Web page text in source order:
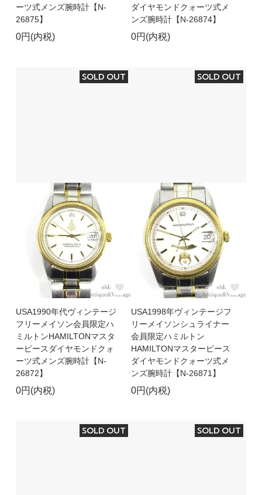
ーツ式メンズ腕時計【N-
26875】
0円(内税)
ダイヤモンドクォーツ式メ
ンズ腕時計【N-26874】
0円(内税)
SOLD OUT
USA1990年代ヴィンテージ
フリーメイソン会員限定ハ
ミルトンHAMILTONマスタ
ーピースダイヤモンドクォ
ーツ式メンズ腕時計【N-
26872】
0円(内税)
SOLD OUT
USA1998年ヴィンテージフ
リーメイソンシュライナー
会員限定ハミルトン
HAMILTONマスターピース
ダイヤモンドクォーツ式メ
ンズ腕時計【N-26871】
0円(内税)
SOLD OUT SOLD OUT